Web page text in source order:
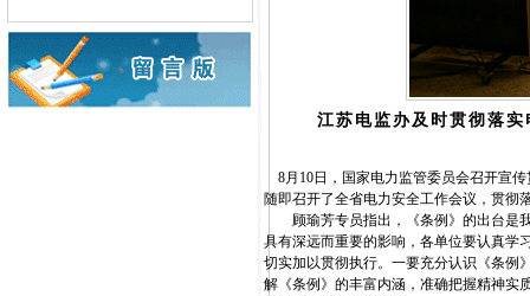
江苏电监办及时贯彻落
8月10日，国家电力监管委员会召开宣
随即召开了全省电力安全工作会议，贯彻
顾瑜芳专员指出，《条例》的出台是我
具有深远而重要的影响，各单位要认真学
切实加以贯彻执行。一要充分认识《条例
解《条例》的丰富内涵，准确把握精神实